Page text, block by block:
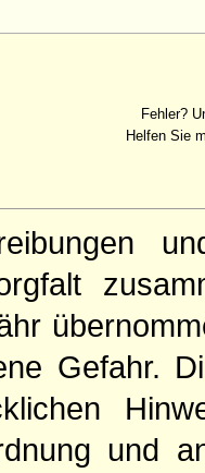
Fehler?
Helfen Sie
Gefahr.
und